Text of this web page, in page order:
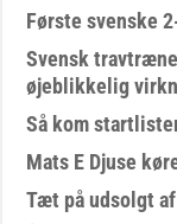
Første svenske
Svensk
øjeblikkelig
Så kom
Mats E Djuse
Tæt på udsolgt